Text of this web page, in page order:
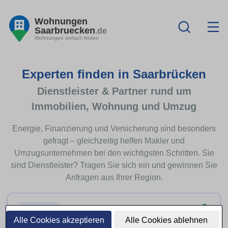
Alle Cookies akzeptieren Alle Cookies ablehnen
Wohnungen
Saarbruecken.de
Wohnungen einfach finden
Experten finden in Saarbrücken
Dienstleister & Partner rund um
Immobilien, Wohnung und Umzug
Energie, Finanzierung und Versicherung sind besonders
gefragt – gleichzeitig helfen Makler und
Umzugsunternehmen bei den wichtigsten Schritten. Sie
sind Dienstleister? Tragen Sie sich ein und gewinnen Sie
Anfragen aus Ihrer Region.
Top-Thema